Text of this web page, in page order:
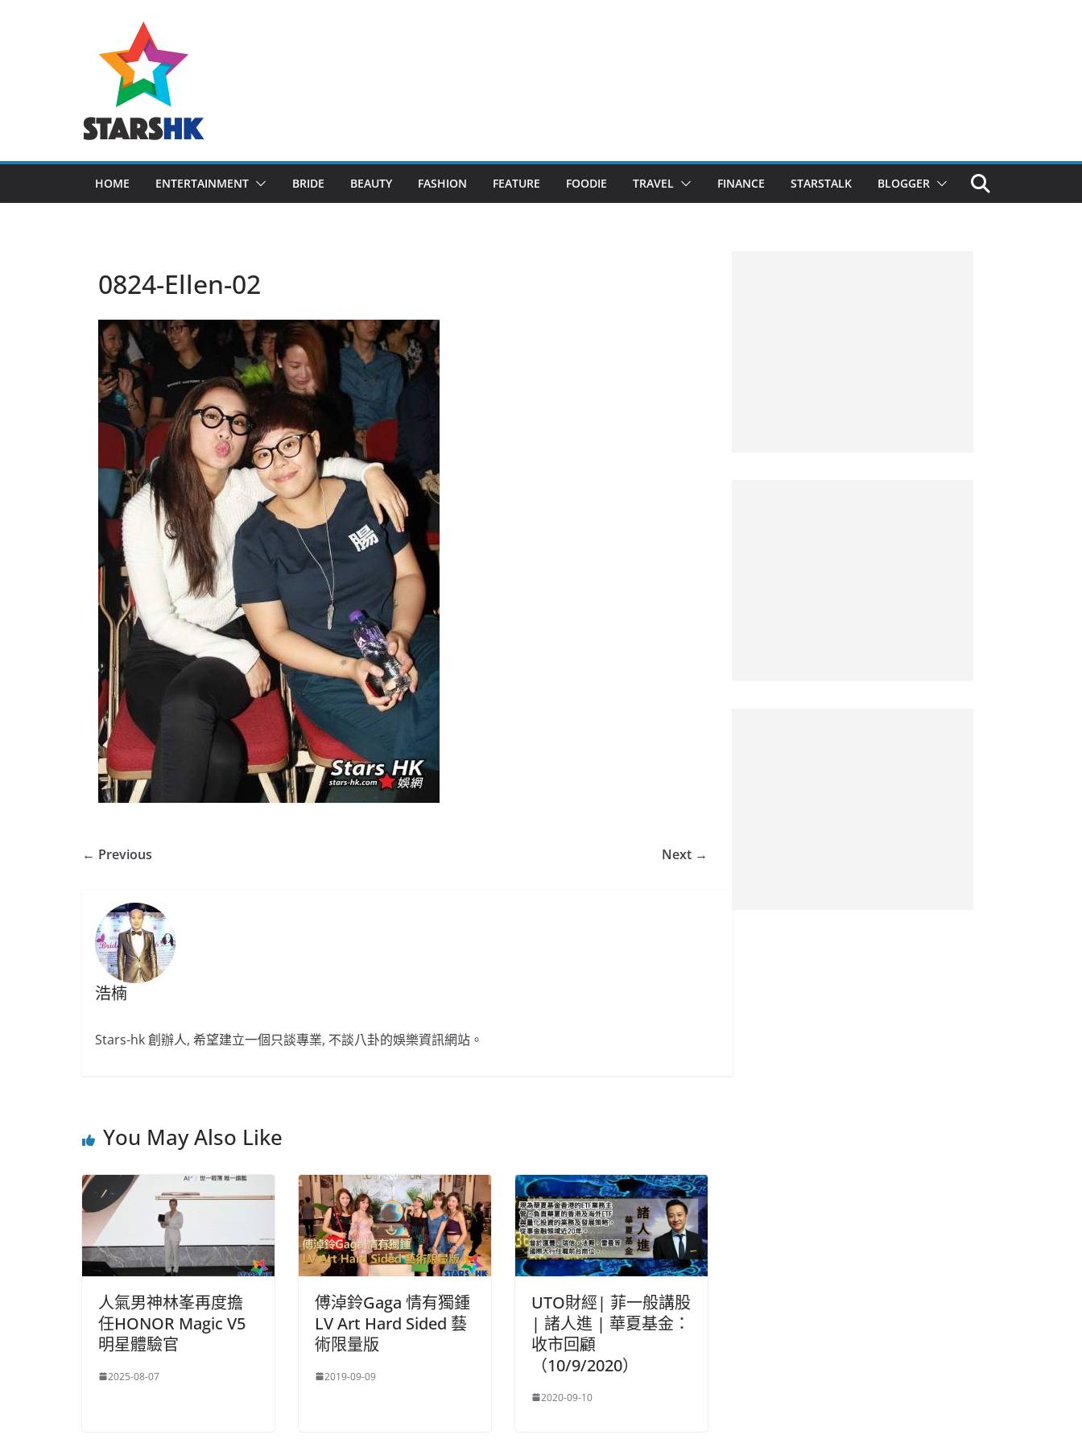
HOME ENTERTAINMENT BRIDE BEAUTY FASHION FEATURE FOODIE TRAVEL FINANCE STARSTALK BLOGGER
0824-Ellen-02
← Previous Next →
浩楠
Stars-hk 創辦人, 希望建立一個只談專業, 不談八卦的娛樂資訊網站。
You May Also Like
人氣男神林峯再度擔
任HONOR Magic V5
明星體驗官
2025-08-07
傅淖鈴Gaga 情有獨鍾
LV Art Hard Sided 藝
術限量版
2019-09-09
UTO財經| 菲一般講股
| 諸人進 | 華夏基金：
收市回顧
（10/9/2020）
2020-09-10